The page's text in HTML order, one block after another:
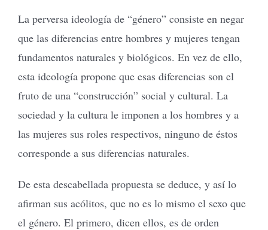
La perversa ideología de “género” consiste en negar
que las diferencias entre hombres y mujeres tengan
fundamentos naturales y biológicos. En vez de ello,
esta ideología propone que esas diferencias son el
fruto de una “construcción” social y cultural. La
sociedad y la cultura le imponen a los hombres y a
las mujeres sus roles respectivos, ninguno de éstos
corresponde a sus diferencias naturales.
De esta descabellada propuesta se deduce, y así lo
afirman sus acólitos, que no es lo mismo el sexo que
el género. El primero, dicen ellos, es de orden